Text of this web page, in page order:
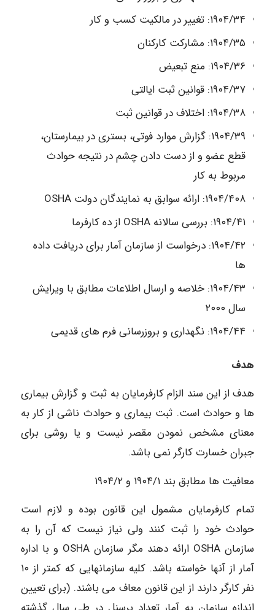
۱۹۰۴/۳۴: تغییر در مالکیت کسب و کار
۱۹۰۴/۳۵: مشارکت کارکنان
۱۹۰۴/۳۶: منع تبعیض
۱۹۰۴/۳۷: قوانین ثبت ایالتی
۱۹۰۴/۳۸: اختلاف در قوانین ثبت
۱۹۰۴/۳۹: گزارش موارد فوتی، بستری در بیمارستان،
قطع عضو و از دست دادن چشم در نتیجه حوادث
مربوط به کار
۱۹۰۴/۴۰۸: ارائه سوابق به نمایندگان دولت OSHA
۱۹۰۴/۴۱: بررسی سالانه OSHA از ده کارفرما
۱۹۰۴/۴۲: درخواست از سازمان آمار برای دریافت داده
ها
۱۹۰۴/۴۳: خلاصه و ارسال اطلاعات مطابق با ویرایش
سال ۲۰۰۰
۱۹۰۴/۴۴: نگهداری و بروزرسانی فرم های قدیمی
هدف
هدف از این سند الزام کارفرمایان به ثبت و گزارش بیماری
ها و حوادث است. ثبت بیماری و حوادث ناشی از کار به
معنای مشخص نمودن مقصر نیست و یا روشی برای
جبران خسارت کارگر نمی باشد.
معافیت ها مطابق بند ۱۹۰۴/۱ و ۱۹۰۴/۲
تمام کارفرمایان مشمول این قانون بوده و لازم است
حوادث خود را ثبت کنند ولی نیاز نیست که آن را به
سازمان OSHA ارائه دهند مگر سازمان OSHA و با اداره
آمار از آنها خواسته باشد. کلیه سازمانهایی که کمتر از ۱۰
نفر کارگر دارند از این قانون معاف می باشند. (برای تعیین